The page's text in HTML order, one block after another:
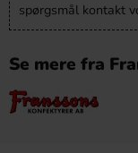
spørgsmål kontakt
Se mere fra